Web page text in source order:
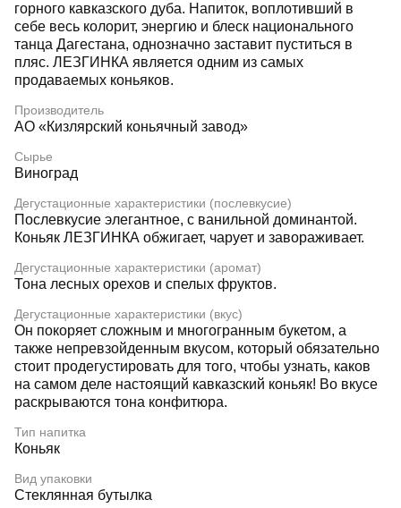
горного кавказского дуба. Напиток, воплотивший в
себе весь колорит, энергию и блеск национального
танца Дагестана, однозначно заставит пуститься в
пляс. ЛЕЗГИНКА является одним из самых
продаваемых коньяков.
Производитель
АО «Кизлярский коньячный завод»
Сырье
Виноград
Дегустационные характеристики (послевкусие)
Послевкусие элегантное, с ванильной доминантой.
Коньяк ЛЕЗГИНКА обжигает, чарует и завораживает.
Дегустационные характеристики (аромат)
Тона лесных орехов и спелых фруктов.
Дегустационные характеристики (вкус)
Он покоряет сложным и многогранным букетом, а
также непревзойденным вкусом, который обязательно
стоит продегустировать для того, чтобы узнать, каков
на самом деле настоящий кавказский коньяк! Во вкусе
раскрываются тона конфитюра.
Тип напитка
Коньяк
Вид упаковки
Стеклянная бутылка